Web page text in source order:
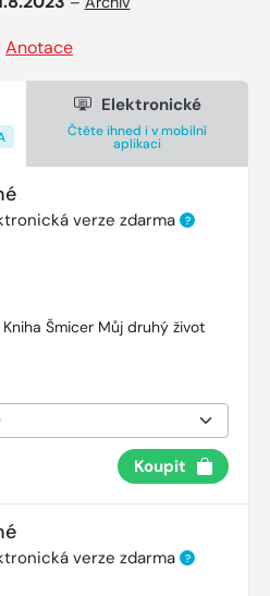
Anotace
Elektronické
Čtěte ihned i v mobilní
aplikaci
verze zdarma ?
Kniha Šmicer Můj druhý život
Koupit
verze zdarma ?